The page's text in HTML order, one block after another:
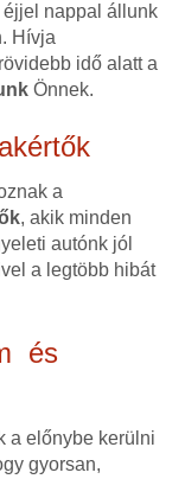
nappal állunk
Hívja
idő alatt a
Önnek.
a
, akik minden
autónk jól
a legtöbb hibát
és
a előnybe kerülni
gyorsan,